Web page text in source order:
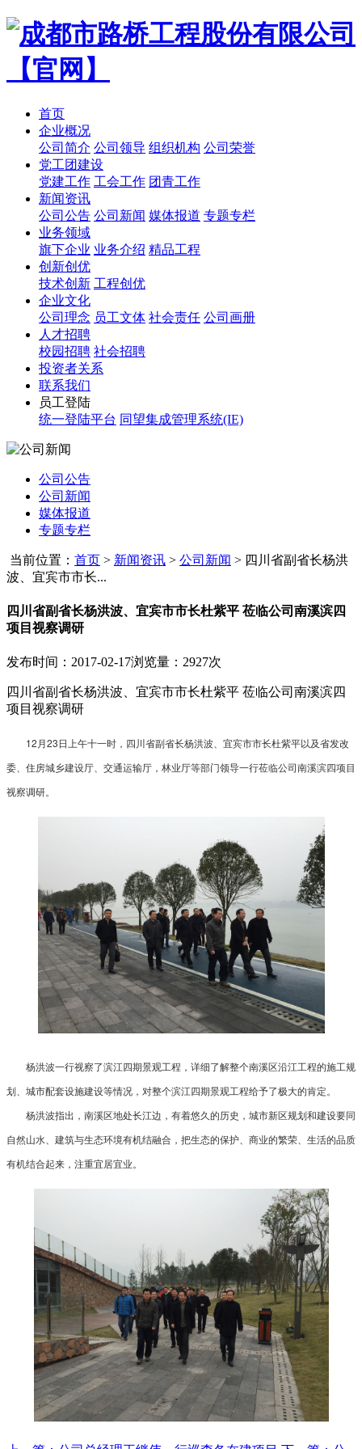
首页
企业概况
公司简介 公司领导 组织机构 公司荣誉
党工团建设
党建工作 工会工作 团青工作
新闻资讯
公司公告 公司新闻 媒体报道 专题专栏
业务领域
旗下企业 业务介绍 精品工程
创新创优
技术创新 工程创优
企业文化
公司理念 员工文体 社会责任 公司画册
人才招聘
校园招聘 社会招聘
投资者关系
联系我们
员工登陆
统一登陆平台 同望集成管理系统(IE)
公司公告
公司新闻
媒体报道
专题专栏
当前位置： 首页 > 新闻资讯 > 公司新闻 > 四川省副省长杨洪
波、宜宾市市长...
四川省副省长杨洪波、宜宾市市长杜紫平 莅临公司南溪滨四
项目视察调研
发布时间：2017-02-17浏览量：2927次
四川省副省长杨洪波、宜宾市市长杜紫平 莅临公司南溪滨四
项目视察调研
12月23日上午十一时，四川省副省长杨洪波、宜宾市市长杜紫平以及省发改
委、住房城乡建设厅、交通运输厅，林业厅等部门领导一行莅临公司南溪滨四项目
视察调研。
杨洪波一行视察了滨江四期景观工程，详细了解整个南溪区沿江工程的施工规
划、城市配套设施建设等情况，对整个滨江四期景观工程给予了极大的肯定。
杨洪波指出，南溪区地处长江边，有着悠久的历史，城市新区规划和建设要同
自然山水、建筑与生态环境有机结融合，把生态的保护、商业的繁荣、生活的品质
有机结合起来，注重宜居宜业。